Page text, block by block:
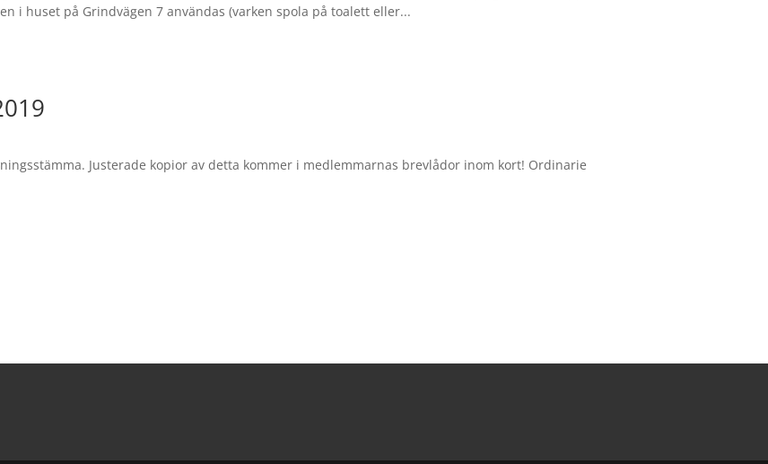
i huset på Grindvägen 7 användas (varken spola på toalett eller...
Justerade kopior av detta kommer i medlemmarnas brevlådor inom kort! Ordinarie